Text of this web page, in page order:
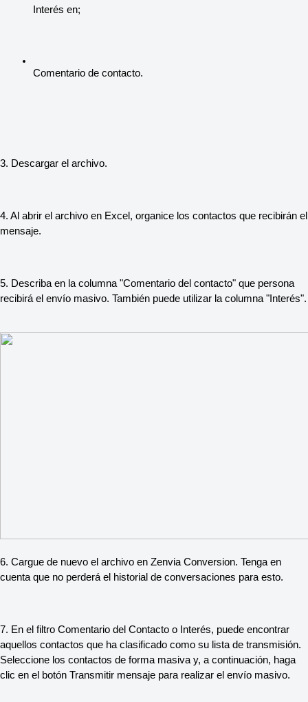
Interés en;
Comentario de contacto.
3. Descargar el archivo.
4. Al abrir el archivo en Excel, organice los contactos que recibirán el
mensaje.
5. Describa en la columna "Comentario del contacto" que persona
recibirá el envío masivo. También puede utilizar la columna "Interés".
6. Cargue de nuevo el archivo en Zenvia Conversion. Tenga en
cuenta que no perderá el historial de conversaciones para esto.
7. En el filtro Comentario del Contacto o Interés, puede encontrar
aquellos contactos que ha clasificado como su lista de transmisión.
Seleccione los contactos de forma masiva y, a continuación, haga
clic en el botón Transmitir mensaje para realizar el envío masivo.